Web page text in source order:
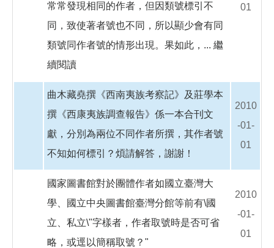
常常發現相同的作者，但因類號標引不
同，致使著者號也不同，所以顯少會有同
類號同作者號的情形出現。果如此，... 繼
續閱讀
01
曲木藏堯撰《西南夷族考察記》及莊學本
撰《西康夷族調查報告》係一本合刊文
獻，分別為兩位不同作者所撰，其作者號
不知如何標引？煩請解答，謝謝！
2010
-01-
01
國家圖書館對於團體作者如國立臺灣大
學、國立中央圖書館臺灣分館等前有\國
立、私立\"字樣者，作者取號時是否可省
略，或逕以簡稱取號？"
2010
-01-
01